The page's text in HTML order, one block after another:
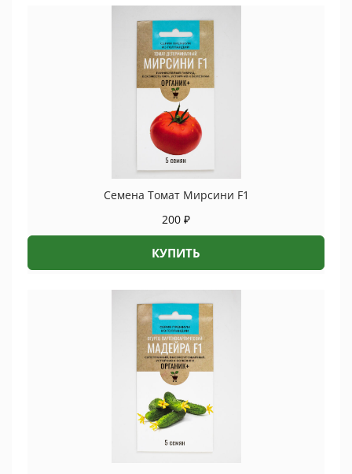
Семена Томат Мирсини F1
200 ₽
КУПИТЬ